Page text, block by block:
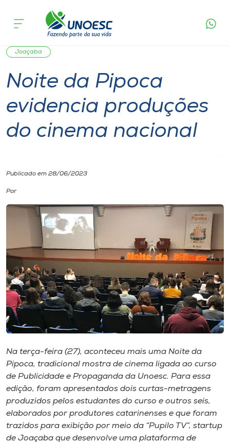
Cursos
Onde estamos
Pesquisa
Atendimento ao Estudante
Unoesc
Internacionalização
I.nova
Diplomados
Cultura
Biblioteca
Editora
Rádio
acontece
Joaçaba
Noite da Pipoca
evidencia produções
do cinema nacional
Publicado em 28/06/2023
Por
Na terça-feira (27), aconteceu mais uma Noite da
Pipoca, tradicional mostra de cinema ligada ao curso
de Publicidade e Propaganda da Unoesc. Para essa
edição, foram apresentados dois curtas-metragens
produzidos pelos estudantes do curso e outros seis,
elaborados por produtores catarinenses e que foram
trazidos para exibição por meio da “Pupilo TV”, startup
de Joaçaba que desenvolve uma plataforma de